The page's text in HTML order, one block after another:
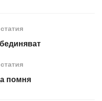
помня